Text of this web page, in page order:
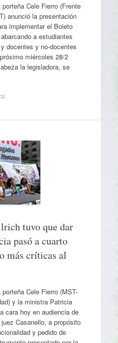
Cele Fierro (Frente
anunció la presentación
implementar el Boleto
a estudiantes
docentes y no-docentes
miércoles 28/2
la legisladora, se
tuvo que dar
pasó a cuarto
más críticas al
Cele Fierro (MST-
y la ministra Patricia
cara hoy en audiencia de
Casanello, a propósito
y pedido de